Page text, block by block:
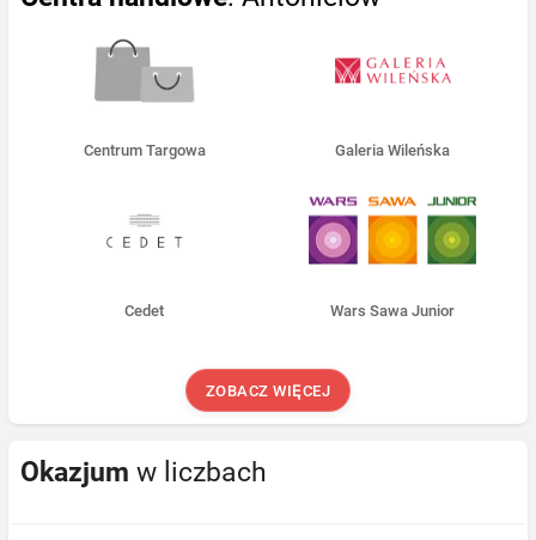
Centrum Targowa Galeria Wileńska
Cedet Wars Sawa Junior
ZOBACZ WIĘCEJ
Okazjum w liczbach